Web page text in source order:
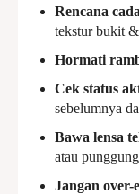
Rencana
tekstur bukit
Hormati
Cek status
sebelumnya
Bawa lensa
atau
Jangan over-